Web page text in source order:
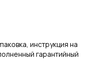
инструкция на
гарантийный